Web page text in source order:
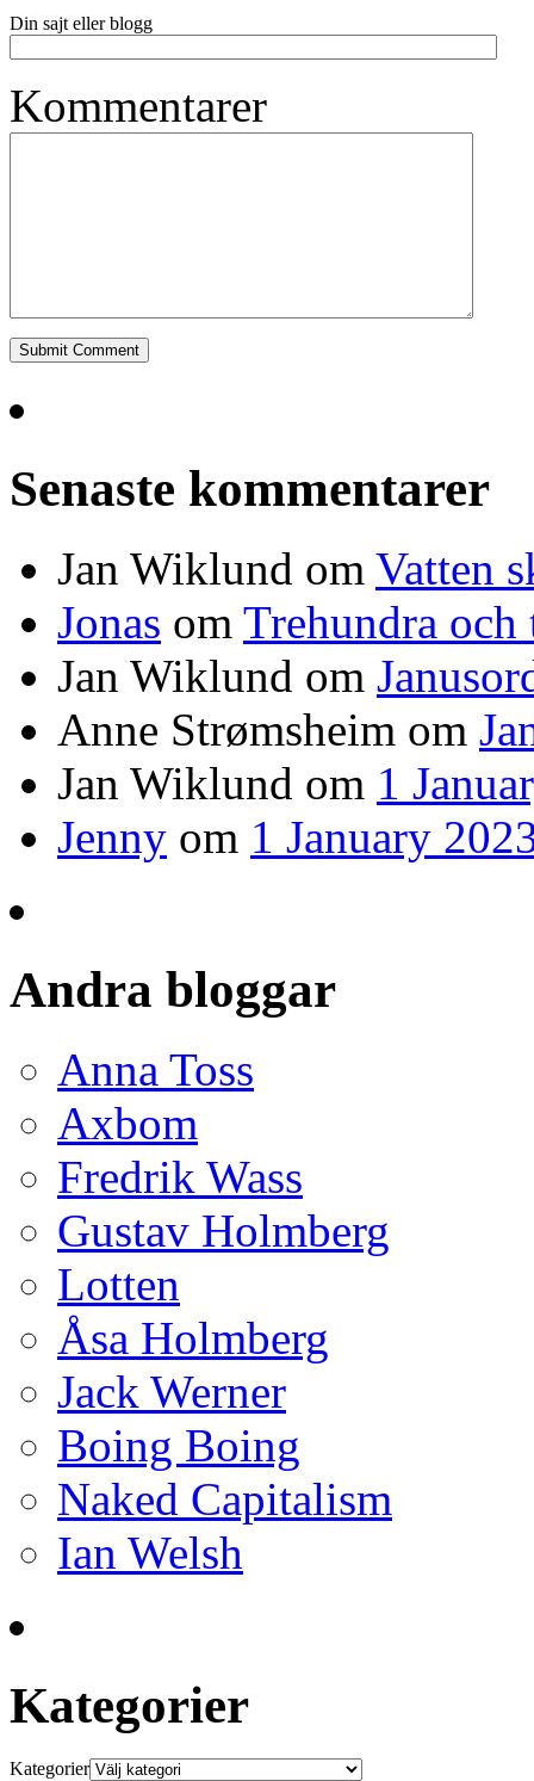
Din sajt eller blogg
Kommentarer
Senaste kommentarer
Jan Wiklund om Vatten
Jonas om Trehundra
Jan Wiklund om
Anne Strømsheim om
Jan Wiklund om 1
Jenny om 1 January
Andra bloggar
Anna Toss
Axbom
Fredrik Wass
Gustav Holmberg
Lotten
Åsa Holmberg
Jack Werner
Boing Boing
Naked Capitalism
Ian Welsh
Kategorier
Kategorier